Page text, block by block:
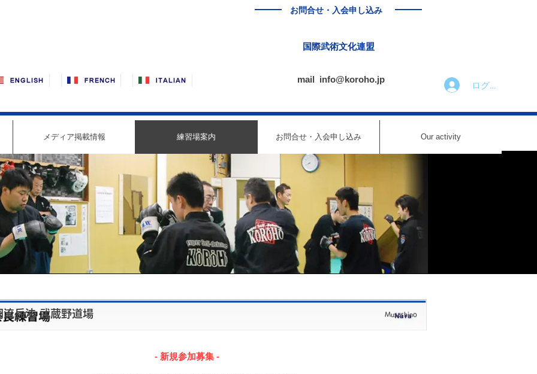
お問合せ・入会申し込み
国際武術文化連盟
mail info@koroho.jp
ログイン
メディア掲載情報 練習場案内 お問合せ・入会申し込み Our activity
流兵法 武蔵野道場 Musashino
- 新規参加募集 -